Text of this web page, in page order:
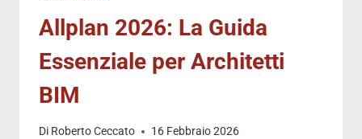
Allplan 2026: La Guida
Essenziale per Architetti
BIM
Di Roberto Ceccato 16 Febbraio 2026